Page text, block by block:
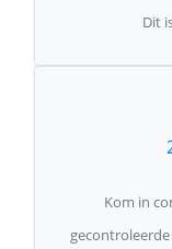
Dit
Kom in